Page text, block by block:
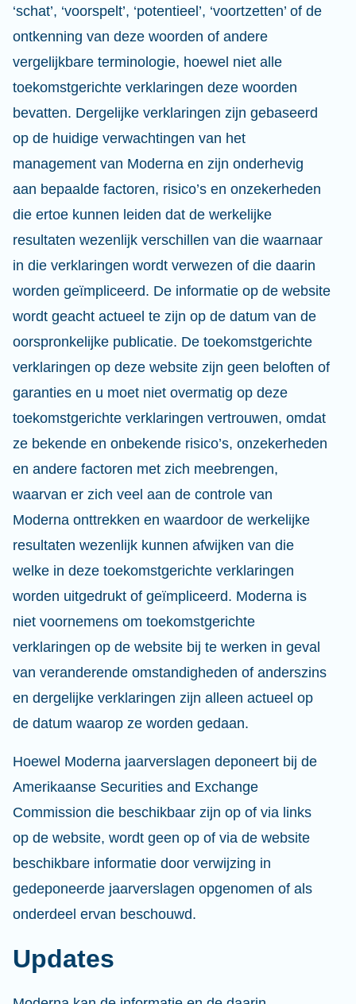
‘schat’, ‘voorspelt’, ‘potentieel’, ‘voortzetten’ of de
ontkenning van deze woorden of andere
vergelijkbare terminologie, hoewel niet alle
toekomstgerichte verklaringen deze woorden
bevatten. Dergelijke verklaringen zijn gebaseerd
op de huidige verwachtingen van het
management van Moderna en zijn onderhevig
aan bepaalde factoren, risico’s en onzekerheden
die ertoe kunnen leiden dat de werkelijke
resultaten wezenlijk verschillen van die waarnaar
in die verklaringen wordt verwezen of die daarin
worden geïmpliceerd. De informatie op de website
wordt geacht actueel te zijn op de datum van de
oorspronkelijke publicatie. De toekomstgerichte
verklaringen op deze website zijn geen beloften of
garanties en u moet niet overmatig op deze
toekomstgerichte verklaringen vertrouwen, omdat
ze bekende en onbekende risico’s, onzekerheden
en andere factoren met zich meebrengen,
waarvan er zich veel aan de controle van
Moderna onttrekken en waardoor de werkelijke
resultaten wezenlijk kunnen afwijken van die
welke in deze toekomstgerichte verklaringen
worden uitgedrukt of geïmpliceerd. Moderna is
niet voornemens om toekomstgerichte
verklaringen op de website bij te werken in geval
van veranderende omstandigheden of anderszins
en dergelijke verklaringen zijn alleen actueel op
de datum waarop ze worden gedaan.
Hoewel Moderna jaarverslagen deponeert bij de
Amerikaanse Securities and Exchange
Commission die beschikbaar zijn op of via links
op de website, wordt geen op of via de website
beschikbare informatie door verwijzing in
gedeponeerde jaarverslagen opgenomen of als
onderdeel ervan beschouwd.
Updates